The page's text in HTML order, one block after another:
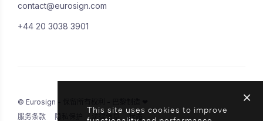
contact@eurosign.com
+44 20 3038 3901
© Eurosign - 保留所有权利 - 巴黎制造 ❤
服务条款
隐私保护 法律信息 状态
This site uses cookies to improve